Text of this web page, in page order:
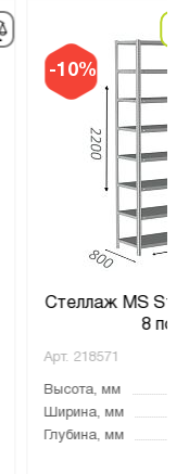
-10%
Стеллаж MS
8
Арт. 218571
Высота, мм
Ширина, мм
Глубина, мм